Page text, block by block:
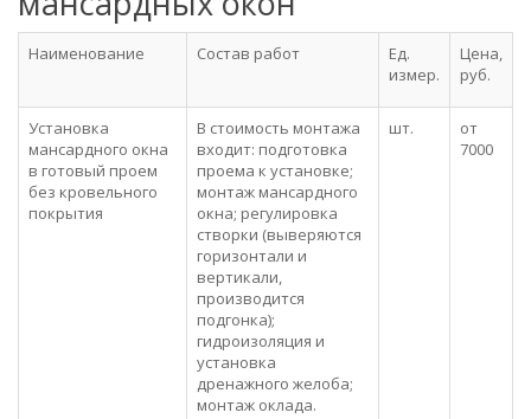
Наименование Состав работ
Ед.
измер.
Цена,
руб.
Установка
мансардного окна
в готовый проем
без кровельного
покрытия
В стоимость монтажа
входит: подготовка
проема к установке;
монтаж мансардного
окна; регулировка
створки (выверяются
горизонтали и
вертикали,
производится
подгонка);
гидроизоляция и
установка
дренажного желоба;
монтаж оклада.
шт.
от
7000